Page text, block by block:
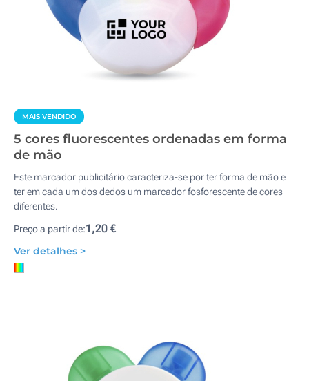
MAIS VENDIDO
5 cores fluorescentes ordenadas em forma
de mão
Este marcador publicitário caracteriza-se por ter forma de mão e
ter em cada um dos dedos um marcador fosforescente de cores
diferentes.
Preço a partir de:1,20 €
Ver detalhes >